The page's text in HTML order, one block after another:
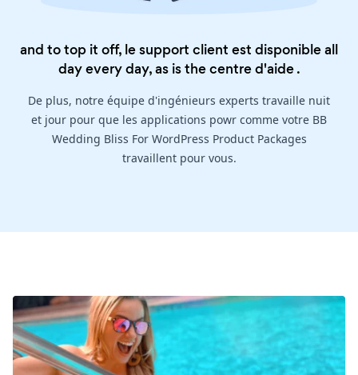
and to top it off, le support client est disponible all
day every day, as is thecentre d'aide.
De plus, notre équipe d'ingénieurs experts travaille nuit
et jour pour que les applications powr comme votre BB
Wedding Bliss For WordPress Product Packages
travaillent pour vous.